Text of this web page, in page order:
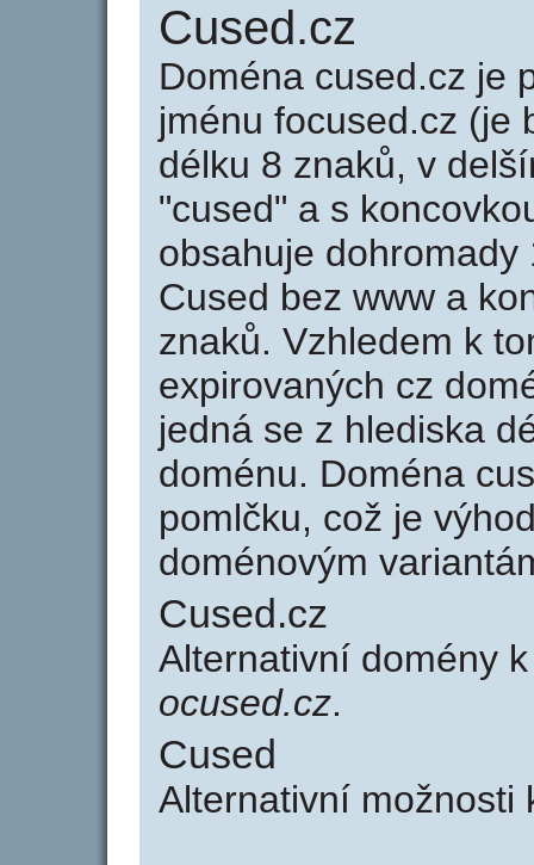
Cused.cz
Doména cused.cz je
jménu focused.cz (je
délku 8 znaků, v
"cused" a s
obsahuje
Cused bez www a
znaků. Vzhledem k
expirovaných cz
jedná se z hlediska
doménu. Doména
pomlčku, což je
doménovým
Cused.cz
Alternativní domény
ocused.cz.
Cused
Alternativní